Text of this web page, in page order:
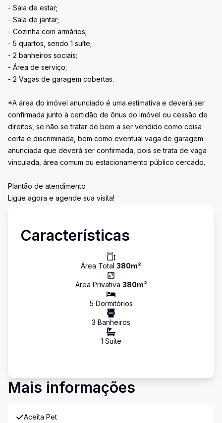
- Sala de estar;
- Sala de jantar;
- Cozinha com armários;
- 5 quartos, sendo 1 suíte;
- 2 banheiros sociais;
- Área de serviço;
- 2 Vagas de garagem cobertas.
*A área do imóvel anunciado é uma estimativa e deverá ser
confirmada junto à certidão de ônus do imóvel ou cessão de
direitos, se não se tratar de bem a ser vendido como coisa
certa e discriminada, bem como eventual vaga de garagem
anunciada que deverá ser confirmada, pois se trata de vaga
vinculada, área comum ou estacionamento público cercado.
Plantão de atendimento
Ligue agora e agende sua visita!
Características
Área Total 380m²
Área Privativa 380m²
5 Dormitórios
3 Banheiros
1 Suíte
Mais informações
Aceita Pet